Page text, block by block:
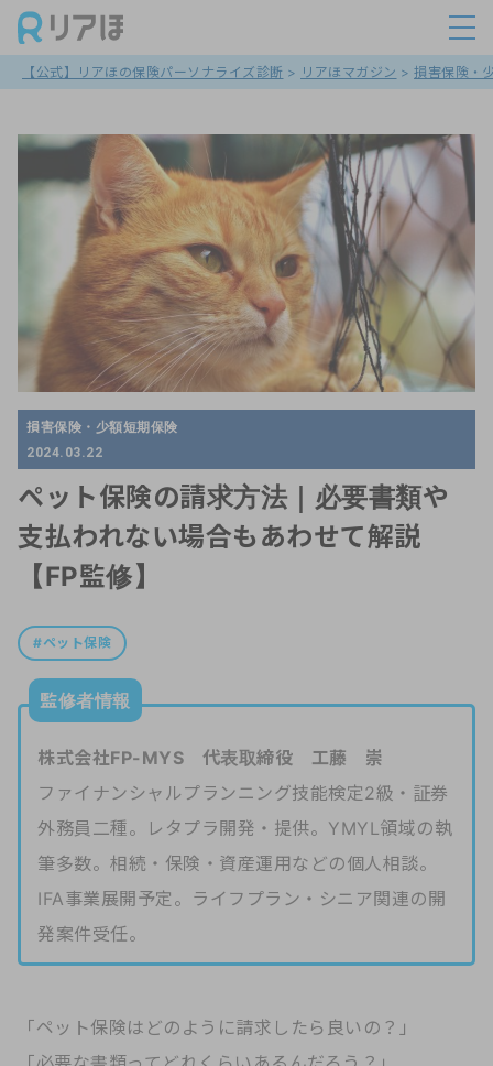
【公式】リアほの保険パーソナライズ診断 > リアほマガジン > 損害保険・
損害保険・少額短期保険
2024.03.22
ペット保険の請求方法｜必要書類や
支払われない場合もあわせて解説
【FP監修】
ペット保険
監修者情報
株式会社FP-MYS 代表取締役 工藤 崇
ファイナンシャルプランニング技能検定2級・証券
外務員二種。レタプラ開発・提供。YMYL領域の執
筆多数。相続・保険・資産運用などの個人相談。
IFA事業展開予定。ライフプラン・シニア関連の開
発案件受任。
「ペット保険はどのように請求したら良いの？」